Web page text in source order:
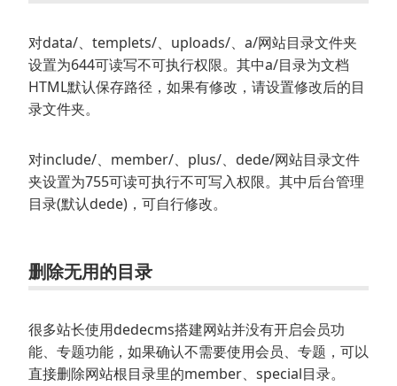
对data/、templets/、uploads/、a/网站目录文件夹
设置为644可读写不可执行权限。其中a/目录为文档
HTML默认保存路径，如果有修改，请设置修改后的目
录文件夹。
对include/、member/、plus/、dede/网站目录文件
夹设置为755可读可执行不可写入权限。其中后台管理
目录(默认dede)，可自行修改。
删除无用的目录
很多站长使用dedecms搭建网站并没有开启会员功
能、专题功能，如果确认不需要使用会员、专题，可以
直接删除网站根目录里的member、special目录。